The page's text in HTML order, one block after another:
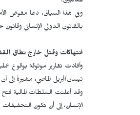
وفي هذا السياق، دعا مفوض
بالقانون الدولي الإنساني
انتهاكات وقتل خارج نطاق
وأفادت تقارير موثوقة بوقوع
نيسان/أبريل الماضي، مشيرةً
الإنسان، إلى أن تكون التحقيقات